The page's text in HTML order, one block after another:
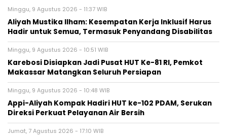
Minggu, 9 Agustus 2026 - 11:37 WIB
Aliyah Mustika Ilham: Kesempatan Kerja Inklusif Harus
Hadir untuk Semua, Termasuk Penyandang Disabilitas
Minggu, 9 Agustus 2026 - 10:51 WIB
Karebosi Disiapkan Jadi Pusat HUT Ke-81 RI, Pemkot
Makassar Matangkan Seluruh Persiapan
Minggu, 9 Agustus 2026 - 10:48 WIB
Appi-Aliyah Kompak Hadiri HUT ke-102 PDAM, Serukan
Direksi Perkuat Pelayanan Air Bersih
Jumat, 7 Agustus 2026 - 17:10 WIB